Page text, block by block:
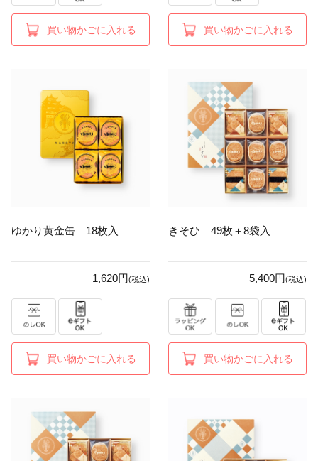
買い物かごに入れる 買い物かごに入れる
ゆかり黄金缶 18枚入
1,620円(税込)
買い物かごに入れる
きそひ 49枚＋8袋入
5,400円(税込)
買い物かごに入れる